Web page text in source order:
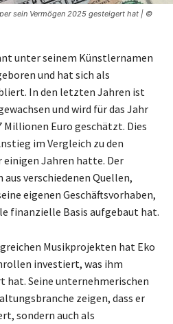
sein Vermögen 2025 gesteigert hat | ©
unter seinem Künstlernamen
und hat sich als
In den letzten Jahren ist
und wird für das Jahr
Millionen Euro geschätzt. Dies
im Vergleich zu den
einigen Jahren hatte. Der
verschiedenen Quellen,
eigenen Geschäftsvorhaben,
finanzielle Basis aufgebaut hat.
Musikprojekten hat Eko
investiert, was ihm
hat. Seine unternehmerischen
zeigen, dass er
sondern auch als